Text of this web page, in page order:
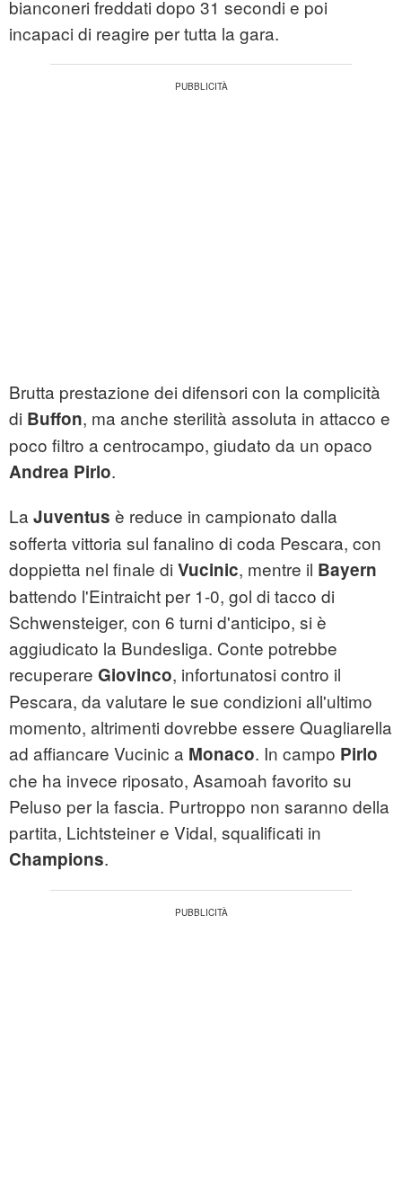
bianconeri freddati dopo 31 secondi e poi
incapaci di reagire per tutta la gara.
Brutta prestazione dei difensori con la complicità
di Buffon, ma anche sterilità assoluta in attacco e
poco filtro a centrocampo, giudato da un opaco
Andrea Pirlo.
La Juventus è reduce in campionato dalla
sofferta vittoria sul fanalino di coda Pescara, con
doppietta nel finale di Vucinic, mentre il Bayern
battendo l'Eintraicht per 1-0, gol di tacco di
Schwensteiger, con 6 turni d'anticipo, si è
aggiudicato la Bundesliga. Conte potrebbe
recuperare Giovinco, infortunatosi contro il
Pescara, da valutare le sue condizioni all'ultimo
momento, altrimenti dovrebbe essere Quagliarella
ad affiancare Vucinic a Monaco. In campo Pirlo
che ha invece riposato, Asamoah favorito su
Peluso per la fascia. Purtroppo non saranno della
partita, Lichtsteiner e Vidal, squalificati in
Champions.